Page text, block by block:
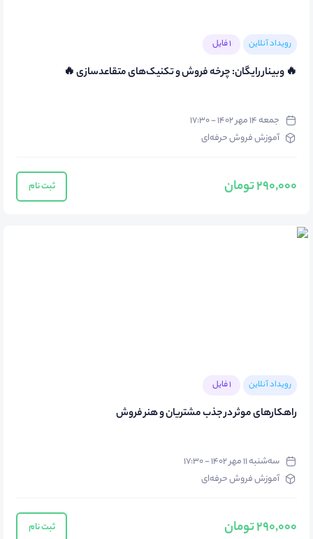
رویداد آنلاین 1 فایل
🔥 وبینار رایگان: چرخه فروش و تکنیک‌های متقاعدسازی 🔥
جمعه ۱۴ مهر ۱۴۰۲ - ۱۷:۳۰
آموزش فروش حرفه‌ای
290,000 تومان ثبت نام
رویداد آنلاین 1 فایل
راهکارهای موثر در جذب مشتریان و هنر فروش
سه‌شنبه ۱۱ مهر ۱۴۰۲ - ۱۷:۳۰
آموزش فروش حرفه‌ای
290,000 تومان ثبت نام